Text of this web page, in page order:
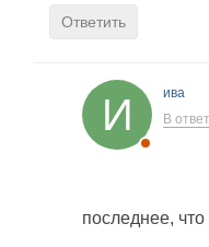
Ответить
ива
В
последнее,